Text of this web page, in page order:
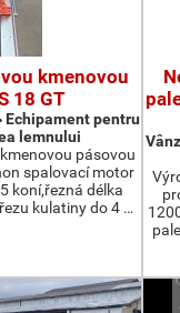
kmenovou
18 GT
Echipament pentru
lemnului
pásovou
spalovací motor
koní,řezná délka
kulatiny do 4 …